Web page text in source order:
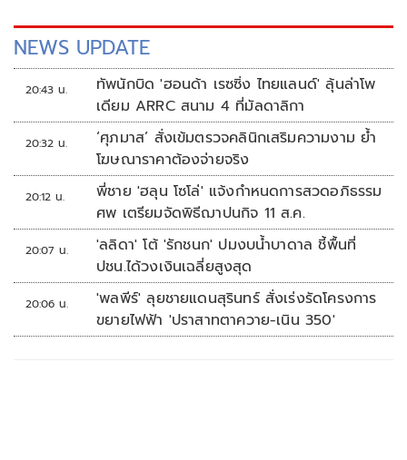
NEWS UPDATE
20:43 น.
ทัพนักบิด 'ฮอนด้า เรซซิ่ง ไทยแลนด์' ลุ้นล่าโพ
เดียม ARRC สนาม 4 ที่มัลดาลิกา
20:32 น.
‘ศุภมาส’ สั่งเข้มตรวจคลินิกเสริมความงาม ย้ำ
โฆษณาราคาต้องจ่ายจริง
20:12 น.
พี่ชาย 'ฮลุน โซโล่' แจ้งกำหนดการสวดอภิธรรม
ศพ เตรียมจัดพิธีฌาปนกิจ 11 ส.ค.
20:07 น.
'ลลิดา' โต้ 'รักชนก' ปมงบน้ำบาดาล ชี้พื้นที่
ปชน.ได้วงเงินเฉลี่ยสูงสุด
20:06 น.
'พลพีร์' ลุยชายแดนสุรินทร์ สั่งเร่งรัดโครงการ
ขยายไฟฟ้า 'ปราสาทตาควาย-เนิน 350'